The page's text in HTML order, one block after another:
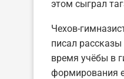
этом сыграл
Чехов-
писал
время учёбы в
формирования